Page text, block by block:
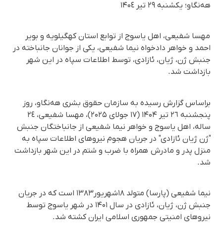
هەنگاو؛ یکشنبه ٢٩ تیر ۱۴۰٤
مهسا شفیعی، اهل یاسوج از توابع استان کهگیلویه و بویر
احمد و خواهر دادخواه نیما شفیعی، یکی از جوانان جانباخته در
جنبش ژن، ژیان، ئازادی، توسط اطلاعات سپاه در این شهر
بازداشت شد.
براساس گزارش رسیده به سازمان حقوق بشری هه‌نگاو، روز
پنجشنبه ۲٦ تیر ۱۴۰۴ (١٧ جولای ۲۰۲۵)، مهسا شفیعی، ٢٤
سالە، اهل یاسوج و خواهر نیما شفیعی از جانباختگان جنبش
"ژن ژیان ئازادی" در جریان هجوم نیروهای اطلاعات سپاه بە
منزل پدر و مادرش همراه با ضرب و شتم در این شهر بازداشت
شد.
نیما شفیعی (پارسا) متولد ۱۸شهریور۱۳۸۳ است که در جریان
جنبش ژن، ژیان، ئازادی در سال ۱۴۰۱ در شهر یاسوج توسط
نیروهای امنیتی جمهوری اسلامی ایران کشته شد.